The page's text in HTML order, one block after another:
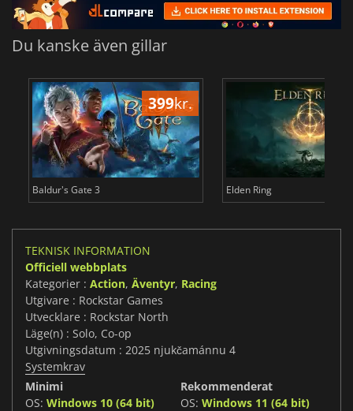
Du kanske även gillar
399kr.
Baldur's Gate 3 Elden Ring
TEKNISK INFORMATION
Officiell webbplats
Kategorier : Action, Äventyr, Racing
Utgivare : Rockstar Games
Utvecklare : Rockstar North
Läge(n) : Solo, Co-op
Utgivningsdatum : 2025 njukčamánnu 4
Systemkrav
Minimi
OS: Windows 10 (64 bit)
Rekommenderat
OS: Windows 11 (64 bit)